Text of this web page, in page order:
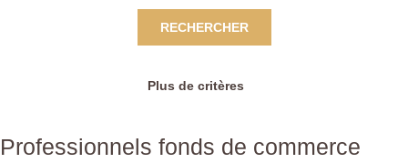
RECHERCHER
Plus de critères
Professionnels fonds de commerce